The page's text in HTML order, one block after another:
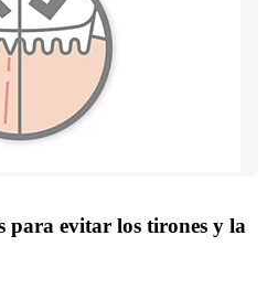
para evitar los tirones y la